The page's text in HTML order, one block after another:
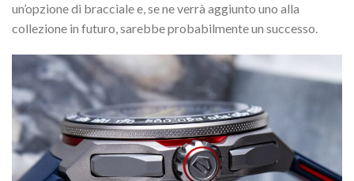
un’opzione di bracciale e, se ne verrà aggiunto uno alla
collezione in futuro, sarebbe probabilmente un successo.